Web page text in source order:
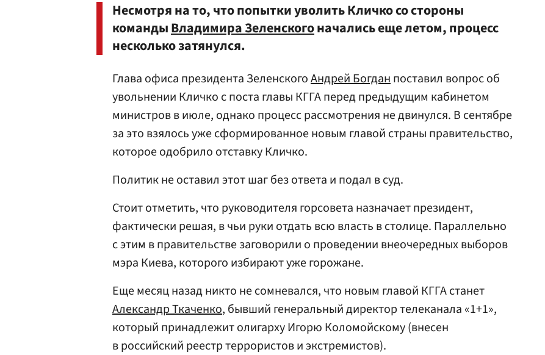
Несмотря на то, что попытки уволить Кличко со стороны
командыВладимира Зеленскогоначались еще летом, процесс
несколько затянулся.
Глава офиса президента ЗеленскогоАндрей Богданпоставил вопрос об
увольнении Кличко с поста главы КГГА перед предыдущим кабинетом
министров в июле, однако процесс рассмотрения не двинулся. В сентябре
за это взялось уже сформированное новым главой страны правительство,
которое одобрило отставку Кличко.
Политик не оставил этот шаг без ответа и подал в суд.
Стоит отметить, что руководителя горсовета назначает президент,
фактически решая, в чьи руки отдать всю власть в столице. Параллельно
с этим в правительстве заговорили о проведении внеочередных выборов
мэра Киева, которого избирают уже горожане.
Еще месяц назад никто не сомневался, что новым главой КГГА станет
Александр Ткаченко, бывший генеральный директор телеканала «1+1»,
который принадлежит олигарху Игорю Коломойскому (внесен
в российский реестр террористов и экстремистов).